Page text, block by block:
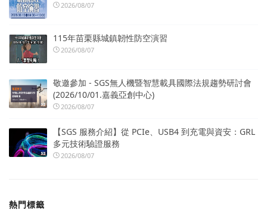
2026/08/07
115年苗栗縣城鎮韌性防空演習
2026/08/07
敬邀參加 - SGS無人機暨智慧載具國際法規趨勢研討會
(2026/10/01.嘉義亞創中心)
2026/08/07
【SGS 服務介紹】從 PCIe、USB4 到充電與資安：GRL
多元技術驗證服務
2026/08/07
熱門標籤